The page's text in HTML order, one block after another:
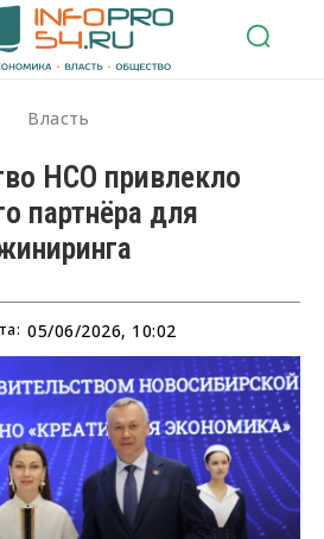
Власть
НСО привлекло
партнёра для
05/06/2026, 10:02